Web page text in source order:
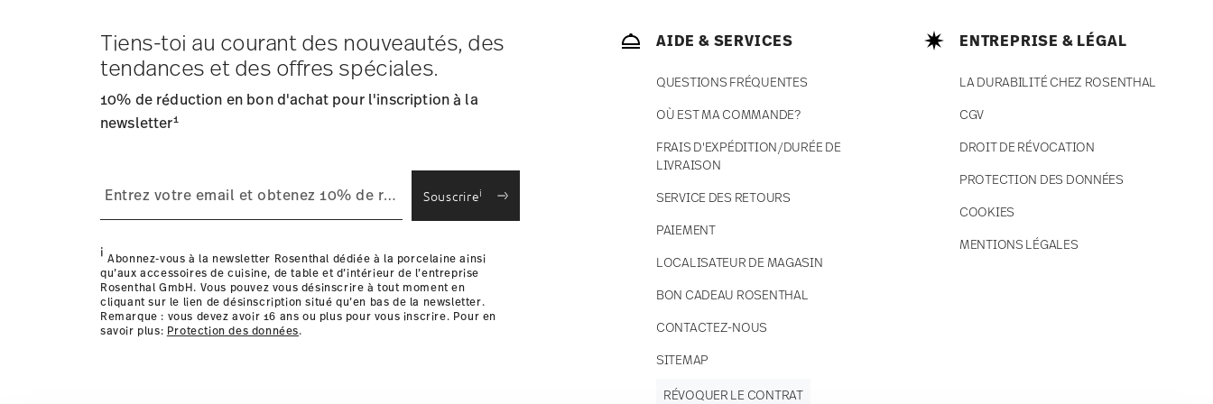
Frais d'expédition: Les frais de livraison pour la France s'élèvent à € 12,90 par commande./li>
Délai de livraison: 5-7 jours ouvrables pour les articles en stock.
: Nous livrons en France avec UPS (livraison standard).
Suivi: Vous recevrez un code de suivi par e-mail dès que votre colis sera expédié.
Retours: Pour les retours, veuillez utiliser notre
les détails pour chaque pays de livraison ici
Tiens-toi au courant des nouveautés, des
tendances et des offres spéciales.
10% de réduction en bon d'achat pour l'inscription à la
newsletter1
Souscrirei
i Abonnez-vous à la newsletter Rosenthal dédiée à la porcelaine ainsi
qu’aux accessoires de cuisine, de table et d’intérieur de l’entreprise
Rosenthal GmbH. Vous pouvez vous désinscrire à tout moment en
cliquant sur le lien de désinscription situé qu’en bas de la newsletter.
Remarque : vous devez avoir 16 ans ou plus pour vous inscrire. Pour en
savoir plus: Protection des données.
AIDE & SERVICES
QUESTIONS FRÉQUENTES
OÙ EST MA COMMANDE?
FRAIS D'EXPÉDITION/DURÉE DE
LIVRAISON
SERVICE DES RETOURS
PAIEMENT
LOCALISATEUR DE MAGASIN
BON CADEAU ROSENTHAL
CONTACTEZ-NOUS
SITEMAP
ENTREPRISE & LÉGAL
LA DURABILITÉ CHEZ ROSENTHAL
CGV
DROIT DE RÉVOCATION
PROTECTION DES DONNÉES
COOKIES
MENTIONS LÉGALES
RÉVOQUER LE CONTRAT